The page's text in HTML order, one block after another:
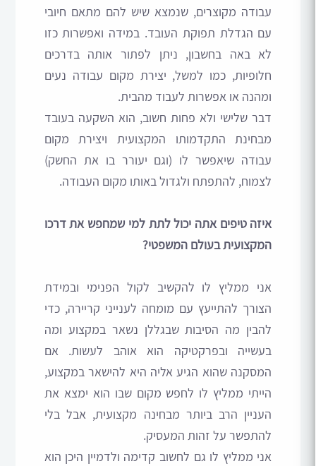
עבודה מקוצרים, שנמצא שיש להם מתאם חיובי
עם הגדלת תפוקת העובד. במידה ואפשרות כזו
לא באה בחשבון, ניתן לפתור אותה בדרכים
חלופיות, כמו למשל, יצירת מקום עבודה נעים
ומהנה או אפשרות לעבוד מהבית.
דבר שלישי ולא פחות חשוב, הוא השקעה בעובד
מבחינת התקדמותו המקצועית ויצירת מקום
עבודה שיאפשר לו (וגם יעורר בו את החשק)
לצמוח, להתפתח ולגדול באותו מקום העבודה.
איזה טיפים אתה יכול לתת למי שמחפש את דרכו
המקצועית בעולם המשפטי?
אני ממליץ לו להקשיב לקול הפנימי ובמידת
הצורך להתייעץ עם מומחה לענייני קריירה, כדי
להבין מה הסיבות שבגללן נשאר במקצוע ומה
בעשייה ובפרקטיקה הוא אוהב לעשות. אם
המסקנה שהוא הגיע אליה היא להישאר במקצוע,
הייתי ממליץ לו לחפש מקום שבו הוא ימצא את
העניין הרב ביותר מבחינה מקצועית, אבל בלי
להתפשר על זהות המעסיק.
אני ממליץ לו גם לחשוב קדימה ולדמיין היכן הוא